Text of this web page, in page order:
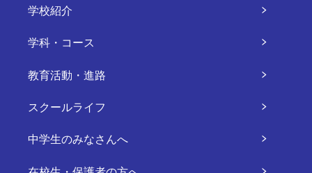
学校紹介
学科・コース
教育活動・進路
スクールライフ
中学生のみなさんへ